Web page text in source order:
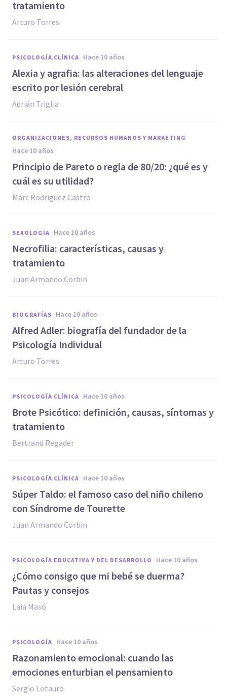
tratamiento
Arturo Torres
PSICOLOGÍA CLÍNICA hace 10 años
​Alexia y agrafia: las alteraciones del lenguaje
escrito por lesión cerebral
Adrián Triglia
ORGANIZACIONES, RECURSOS HUMANOS Y MARKETING
hace 10 años
​Principio de Pareto o regla de 80/20: ¿qué es y
cuál es su utilidad?
Marc Rodriguez Castro
SEXOLOGÍA hace 10 años
​Necrofilia: características, causas y
tratamiento
Juan Armando Corbin
BIOGRAFÍAS hace 10 años
​Alfred Adler: biografía del fundador de la
Psicología Individual
Arturo Torres
PSICOLOGÍA CLÍNICA hace 10 años
Brote Psicótico: definición, causas, síntomas y
tratamiento
Bertrand Regader
PSICOLOGÍA CLÍNICA hace 10 años
Súper Taldo: el famoso caso del niño chileno
con Síndrome de Tourette
Juan Armando Corbin
PSICOLOGÍA EDUCATIVA Y DEL DESARROLLO hace 10 años
​¿Cómo consigo que mi bebé se duerma?
Pautas y consejos
Laia Masó
PSICOLOGÍA hace 10 años
​Razonamiento emocional: cuando las
emociones enturbian el pensamiento
Sergio Lotauro